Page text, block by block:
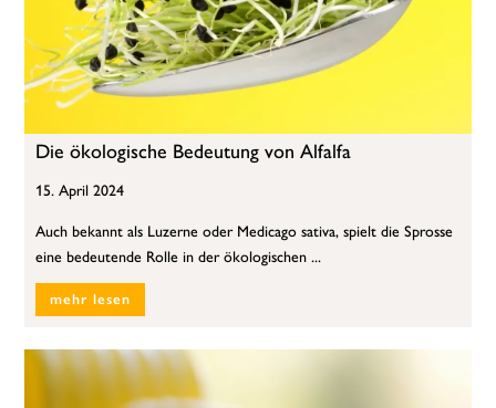
Die ökologische Bedeutung von Alfalfa
15. April 2024
Auch bekannt als Luzerne oder Medicago sativa, spielt die Sprosse
eine bedeutende Rolle in der ökologischen ...
mehr lesen